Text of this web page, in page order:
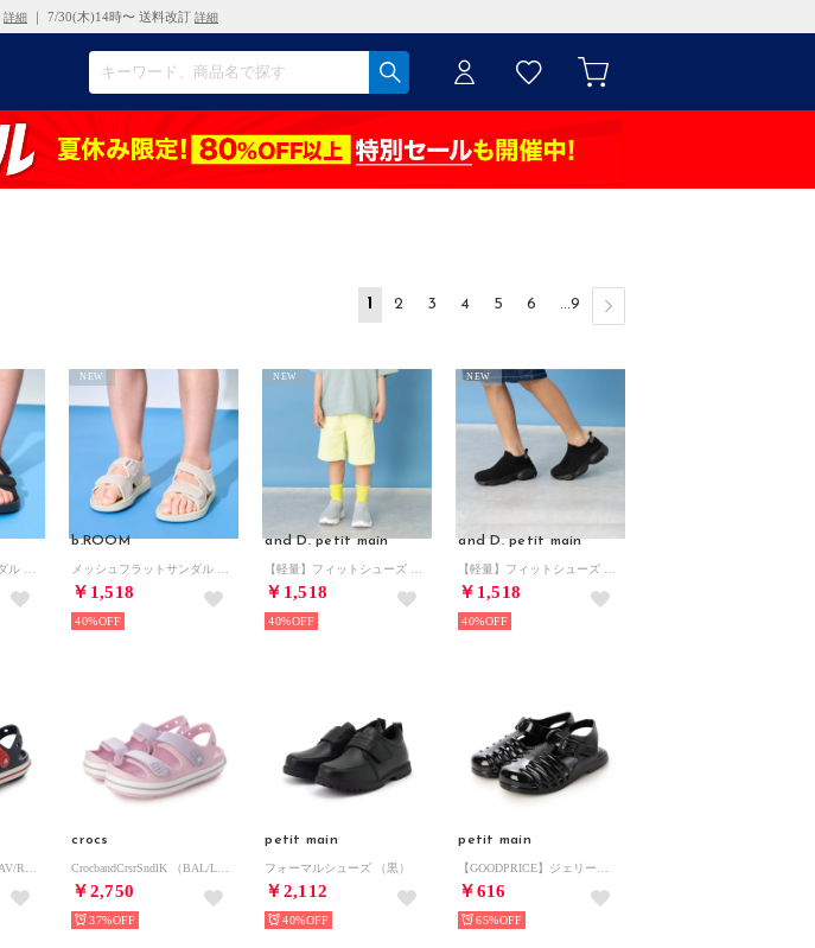
詳細 ｜ 7/30(木)14時〜 送料改訂 詳細
1 2 3 4 5 6 ...9
b.ROOM
￥1,518
NEW
40%
and D. petit main
￥1,518
NEW
40%
and D. petit main
￥1,518
NEW
40%
crocs
￥2,750
37%
petit main
フォーマルシューズ （黒）
￥2,112
40%
petit main
￥616
65%